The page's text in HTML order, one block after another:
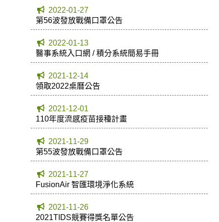
2022-01-27
第56波發放戰備口罩公告
2022-01-13
醫事系統入口網 / 積分系統簡易手冊
2021-12-14
領取2022桌曆公告
2021-12-01
110年度流感疫苗接種計畫
2021-11-29
第55波發放戰備口罩公告
2021-11-27
FusionAir 智匯環境淨化系統
2021-11-26
2021TIDS競賽得獎名單公告